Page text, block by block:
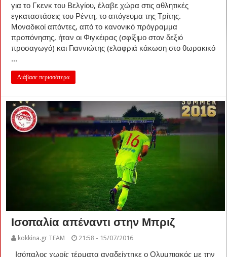
για το Γκενκ του Βελγίου, έλαβε χώρα στις αθλητικές
εγκαταστάσεις του Ρέντη, το απόγευμα της Τρίτης.
Μοναδικοί απόντες, από το κανονικό πρόγραμμα
προπόνησης, ήταν οι Φιγκέιρας (σφίξιμο στον δεξιό
προσαγωγό) και Γιαννιώτης (ελαφριά κάκωση στο θωρακικό
...
Διάβασε περισσότερα
Ισοπαλία απέναντι στην Μπριζ
kokkina.gr TEAM 21:58 - 15/07/2016
Ισόπαλος χωρίς τέρματα αναδείχτηκε ο Ολυμπιακός με την